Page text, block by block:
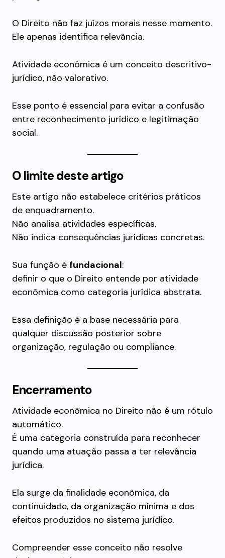
O Direito não faz juízos morais nesse momento.
Ele apenas identifica relevância.
Atividade econômica é um conceito descritivo-
jurídico, não valorativo.
Esse ponto é essencial para evitar a confusão
entre reconhecimento jurídico e legitimação
social.
O limite deste artigo
Este artigo não estabelece critérios práticos
de enquadramento.
Não analisa atividades específicas.
Não indica consequências jurídicas concretas.
Sua função é fundacional:
definir o que o Direito entende por atividade
econômica como categoria jurídica abstrata.
Essa definição é a base necessária para
qualquer discussão posterior sobre
organização, regulação ou compliance.
Encerramento
Atividade econômica no Direito não é um rótulo
automático.
É uma categoria construída para reconhecer
quando uma atuação passa a ter relevância
jurídica.
Ela surge da finalidade econômica, da
continuidade, da organização mínima e dos
efeitos produzidos no sistema jurídico.
Compreender esse conceito não resolve